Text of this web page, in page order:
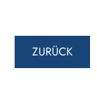
ZURÜCK